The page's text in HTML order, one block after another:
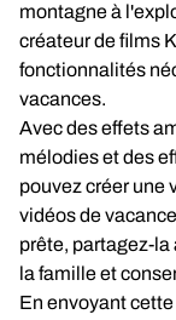
montagne à
créateur de films
fonctionnalités
vacances.
Avec des effets
mélodies et des
pouvez créer une
vidéos de
prête, partagez-
la famille et
En envoyant